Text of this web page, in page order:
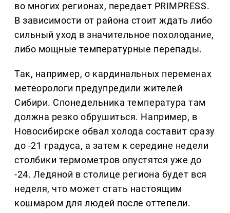
во многих регионах, передает PRIMPRESS.
В зависимости от района стоит ждать либо
сильный уход в значительное похолодание,
либо мощные температурные перепады.
Так, например, о кардинальных переменах
метеорологи предупредили жителей
Сибири. Спонедельника температура там
должна резко обрушиться. Например, в
Новосибирске обвал холода составит сразу
до -21 градуса, а затем к середине недели
столбики термометров опустятся уже до
-24. Ледяной в столице региона будет вся
неделя, что может стать настоящим
кошмаром для людей после оттепели.